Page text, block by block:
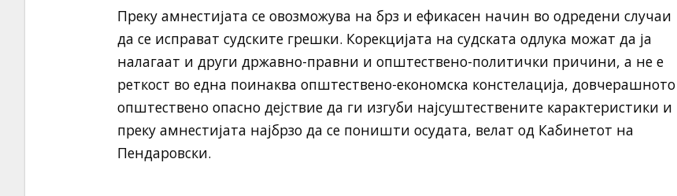
Преку амнестијата се овозможува на брз и ефикасен начин во одредени случаи
да се исправат судските грешки. Корекцијата на судската одлука можат да ја
налагаат и други државно-правни и општествено-политички причини, а не е
реткост во една поинаква општествено-економска констелација, довчерашното
општествено опасно дејствие да ги изгуби најсуштествените карактеристики и
преку амнестијата најбрзо да се поништи осудата, велат од Кабинетот на
Пендаровски.